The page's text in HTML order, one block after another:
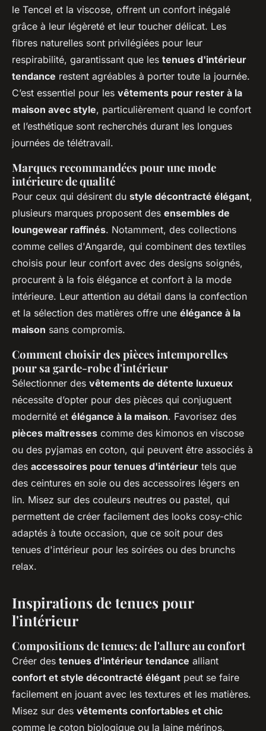
le Tencel et la viscose, offrent un confort inégalé
grâce à leur légèreté et leur toucher délicat. Les
fibres naturelles sont privilégiées pour leur
respirabilité, garantissant que les tenues d'intérieur
tendance restent agréables à porter toute la journée.
C’est essentiel pour les vêtements pour rester à la
maison avec style, particulièrement quand le confort
et l’esthétique sont recherchés durant les longues
journées de télétravail.
Marques recommandées pour une mode
intérieure de qualité
Pour ceux qui désirent du style décontracté élégant,
plusieurs marques proposent des ensembles de
loungewear raffinés. Notamment, des collections
comme celles d'Angarde, qui combinent des textiles
choisis pour leur confort avec des designs soignés,
procurent à la fois élégance et confort à la mode
intérieure. Leur attention au détail dans la confection
et la sélection des matières offre une élégance à la
maison sans compromis.
Comment choisir des pièces intemporelles
pour sa garde-robe d'intérieur
Sélectionner des vêtements de détente luxueux
nécessite d’opter pour des pièces qui conjuguent
modernité et élégance à la maison. Favorisez des
pièces maîtresses comme des kimonos en viscose
ou des pyjamas en coton, qui peuvent être associés à
des accessoires pour tenues d'intérieur tels que
des ceintures en soie ou des accessoires légers en
lin. Misez sur des couleurs neutres ou pastel, qui
permettent de créer facilement des looks cosy-chic
adaptés à toute occasion, que ce soit pour des
tenues d'intérieur pour les soirées ou des brunchs
relax.
Inspirations de tenues pour
l'intérieur
Compositions de tenues: de l'allure au confort
Créer des tenues d'intérieur tendance alliant
confort et style décontracté élégant peut se faire
facilement en jouant avec les textures et les matières.
Misez sur des vêtements confortables et chic
comme le coton biologique ou la laine mérinos,